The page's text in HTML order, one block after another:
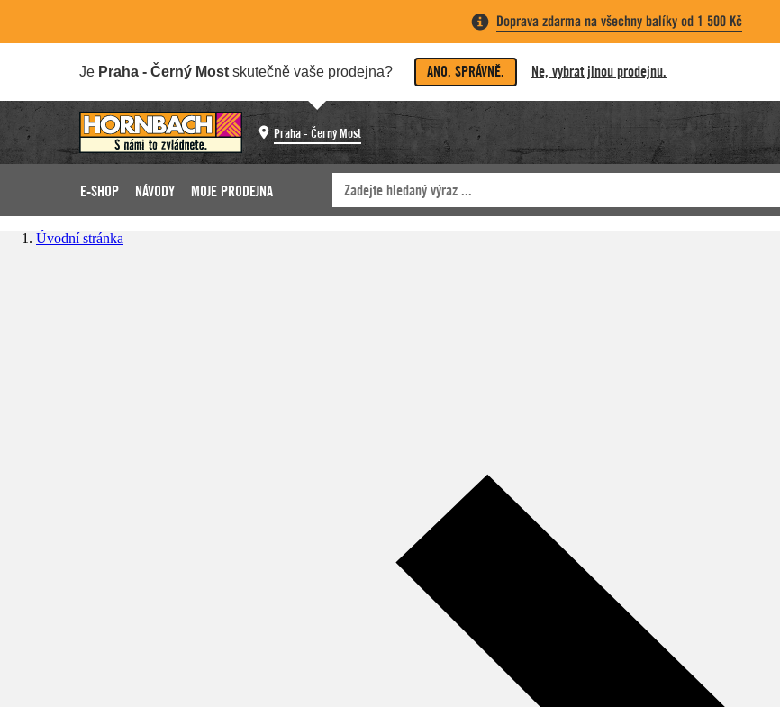
Doprava zdarma na všechny balíky od 1 500 Kč
Je Praha - Černý Most skutečně vaše prodejna? ANO, SPRÁVNĚ. Ne, vybrat jinou prodejnu.
Praha - Černý Most
E-SHOP NÁVODY MOJE PRODEJNA
Úvodní stránka